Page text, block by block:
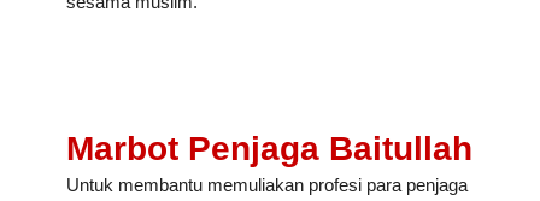
Marbot Penjaga Baitullah
Untuk membantu memuliakan profesi para penjaga